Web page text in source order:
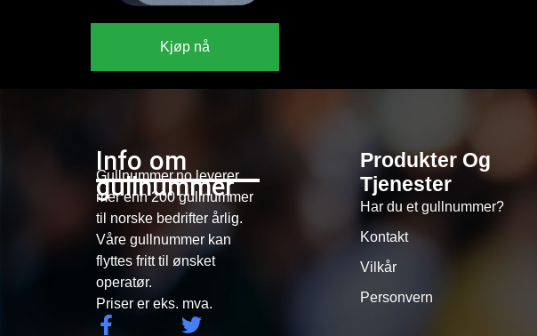
Kjøp nå
Info om
gullnummer
Gullnummer.no leverer
mer enn 200 gullnummer
til norske bedrifter årlig.
Våre gullnummer kan
flyttes fritt til ønsket
operatør.
Priser er eks. mva.
Produkter Og
Tjenester
Har du et gullnummer?
Kontakt
Vilkår
Personvern